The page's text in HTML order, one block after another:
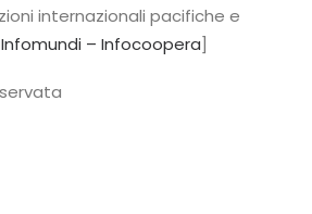
internazionali pacifiche e
– Infocoopera]